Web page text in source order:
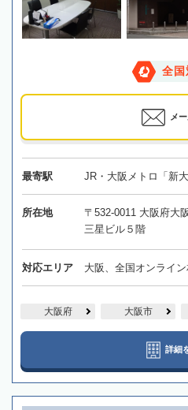
全国
メ
最寄駅 JR・大阪メトロ「新
所在地
〒532-0011 大阪府大
三星ビル５階
対応エリア 大阪、全国オンライ
大阪府 大阪市
詳細